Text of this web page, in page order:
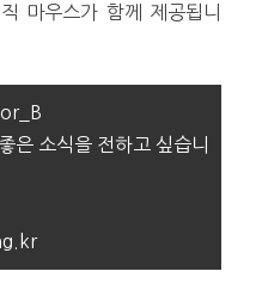
마우스가 함께 제공됩니
은 소식을 전하고 싶습니